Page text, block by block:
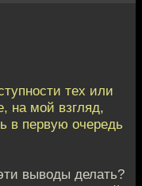
тех или
на мой взгляд,
в первую очередь
выводы делать?